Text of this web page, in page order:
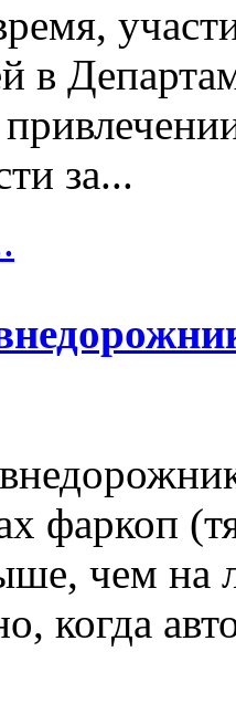
в
за...
фаркоп
чем на
когда